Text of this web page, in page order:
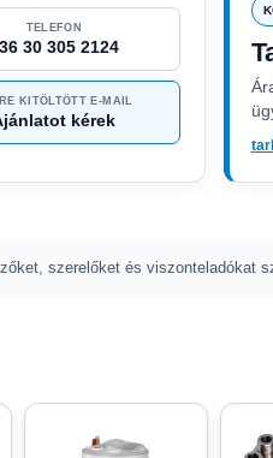
TELEFON
30 305 2124
KITÖLTÖTT E-MAIL
kérek
szerelőket és viszonteladókat